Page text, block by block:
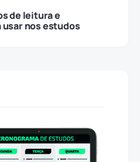
de leitura e
nos estudos